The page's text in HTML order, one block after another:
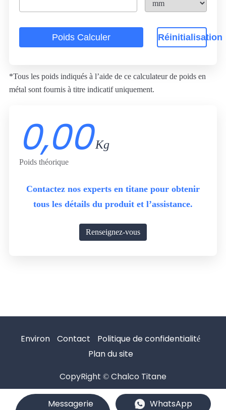
Poids Calculer Réinitialisation
*Tous les poids indiqués à l’aide de ce calculateur de poids en
métal sont fournis à titre indicatif uniquement.
0,00 Kg
Poids théorique
Contactez nos experts en titane pour obtenir
tous les détails du produit et l’assistance.
Renseignez-vous
Environ Contact
Politique de confidentialité
Plan du site
CopyRight © Chalco Titane
Messagerie WhatsApp